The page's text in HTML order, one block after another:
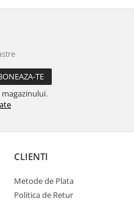
CLIENTI
Metode de Plata
Politica de Retur